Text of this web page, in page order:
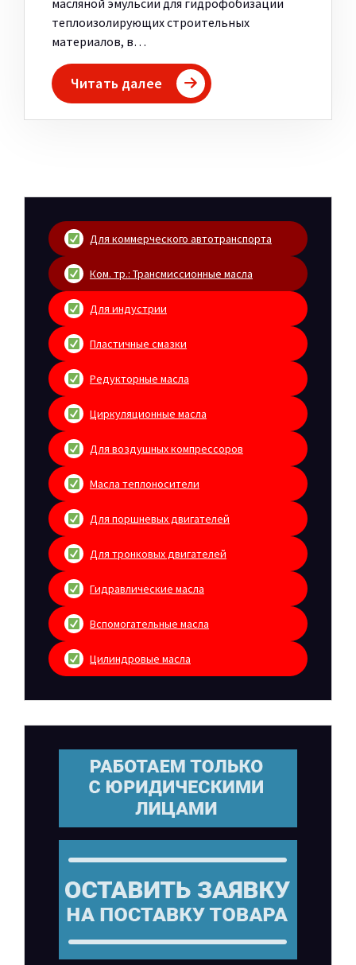
масляной эмульсии для гидрофобизации
теплоизолирующих строительных
материалов, в…
Читать далее
Для коммерческого автотранспорта
Ком. тр.: Трансмиссионные масла
Для индустрии
Пластичные смазки
Редукторные масла
Циркуляционные масла
Для воздушных компрессоров
Масла теплоносители
Для поршневых двигателей
Для тронковых двигателей
Гидравлические масла
Вспомогательные масла
Цилиндровые масла